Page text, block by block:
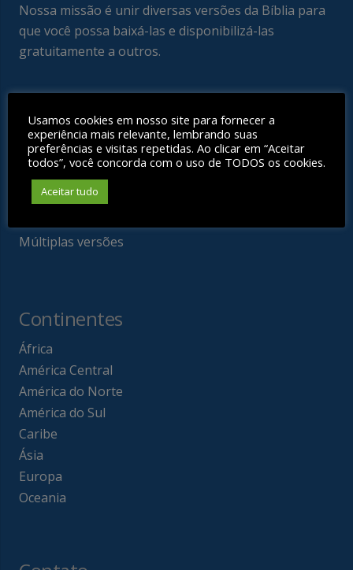
Nossa missão é unir diversas versões da Bíblia para
que você possa baixá-las e disponibilizá-las
gratuitamente a outros.
Bíblia Mundi – Explore a Bíblia em diversas versões e
idiomas
Publicações
Fale Conosco
Múltiplas versões
Continentes
África
América Central
América do Norte
América do Sul
Caribe
Ásia
Europa
Oceania
Usamos cookies em nosso site para fornecer a
experiência mais relevante, lembrando suas
preferências e visitas repetidas. Ao clicar em “Aceitar
todos”, você concorda com o uso de TODOS os cookies.
Aceitar tudo